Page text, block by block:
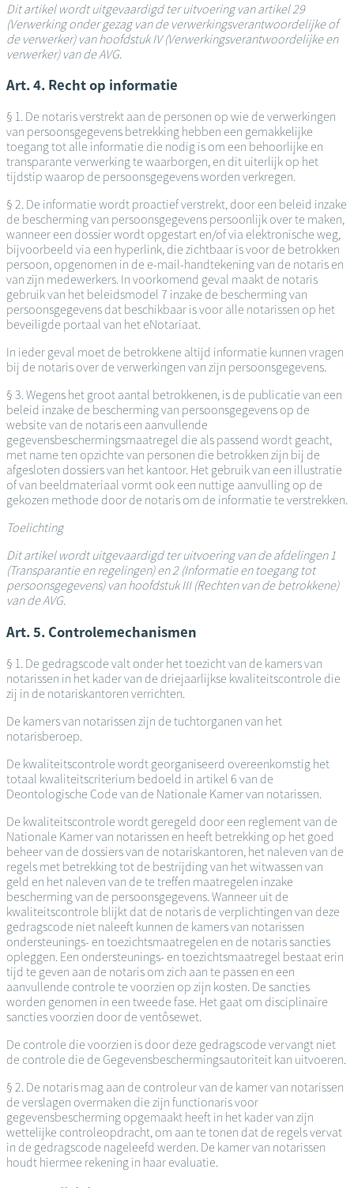
Dit artikel wordt uitgevaardigd ter uitvoering van artikel 29
(Verwerking onder gezag van de verwerkingsverantwoordelijke of
de verwerker) van hoofdstuk IV (Verwerkingsverantwoordelijke en
verwerker) van de AVG.
Art. 4. Recht op informatie
§ 1. De notaris verstrekt aan de personen op wie de verwerkingen
van persoonsgegevens betrekking hebben een gemakkelijke
toegang tot alle informatie die nodig is om een behoorlijke en
transparante verwerking te waarborgen, en dit uiterlijk op het
tijdstip waarop de persoonsgegevens worden verkregen.
§ 2. De informatie wordt proactief verstrekt, door een beleid inzake
de bescherming van persoonsgegevens persoonlijk over te maken,
wanneer een dossier wordt opgestart en/of via elektronische weg,
bijvoorbeeld via een hyperlink, die zichtbaar is voor de betrokken
persoon, opgenomen in de e-mail-handtekening van de notaris en
van zijn medewerkers. In voorkomend geval maakt de notaris
gebruik van het beleidsmodel 7 inzake de bescherming van
persoonsgegevens dat beschikbaar is voor alle notarissen op het
beveiligde portaal van het eNotariaat.
In ieder geval moet de betrokkene altijd informatie kunnen vragen
bij de notaris over de verwerkingen van zijn persoonsgegevens.
§ 3. Wegens het groot aantal betrokkenen, is de publicatie van een
beleid inzake de bescherming van persoonsgegevens op de
website van de notaris een aanvullende
gegevensbeschermingsmaatregel die als passend wordt geacht,
met name ten opzichte van personen die betrokken zijn bij de
afgesloten dossiers van het kantoor. Het gebruik van een illustratie
of van beeldmateriaal vormt ook een nuttige aanvulling op de
gekozen methode door de notaris om de informatie te verstrekken.
Toelichting
Dit artikel wordt uitgevaardigd ter uitvoering van de afdelingen 1
(Transparantie en regelingen) en 2 (Informatie en toegang tot
persoonsgegevens) van hoofdstuk III (Rechten van de betrokkene)
van de AVG.
Art. 5. Controlemechanismen
§ 1. De gedragscode valt onder het toezicht van de kamers van
notarissen in het kader van de driejaarlijkse kwaliteitscontrole die
zij in de notariskantoren verrichten.
De kamers van notarissen zijn de tuchtorganen van het
notarisberoep.
De kwaliteitscontrole wordt georganiseerd overeenkomstig het
totaal kwaliteitscriterium bedoeld in artikel 6 van de
Deontologische Code van de Nationale Kamer van notarissen.
De kwaliteitscontrole wordt geregeld door een reglement van de
Nationale Kamer van notarissen en heeft betrekking op het goed
beheer van de dossiers van de notariskantoren, het naleven van de
regels met betrekking tot de bestrijding van het witwassen van
geld en het naleven van de te treffen maatregelen inzake
bescherming van de persoonsgegevens. Wanneer uit de
kwaliteitscontrole blijkt dat de notaris de verplichtingen van deze
gedragscode niet naleeft kunnen de kamers van notarissen
ondersteunings- en toezichtsmaatregelen en de notaris sancties
opleggen. Een ondersteunings- en toezichtsmaatregel bestaat erin
tijd te geven aan de notaris om zich aan te passen en een
aanvullende controle te voorzien op zijn kosten. De sancties
worden genomen in een tweede fase. Het gaat om disciplinaire
sancties voorzien door de ventôsewet.
De controle die voorzien is door deze gedragscode vervangt niet
de controle die de Gegevensbeschermingsautoriteit kan uitvoeren.
§ 2. De notaris mag aan de controleur van de kamer van notarissen
de verslagen overmaken die zijn functionaris voor
gegevensbescherming opgemaakt heeft in het kader van zijn
wettelijke controleopdracht, om aan te tonen dat de regels vervat
in de gedragscode nageleefd werden. De kamer van notarissen
houdt hiermee rekening in haar evaluatie.